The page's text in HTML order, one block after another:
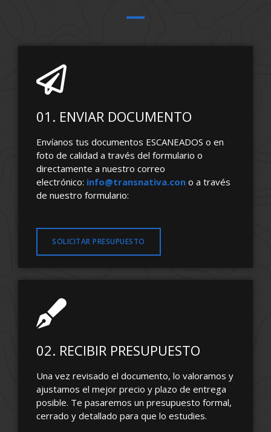
01. ENVIAR DOCUMENTO
Envíanos tus documentos ESCANEADOS o en
foto de calidad a través del formulario o
directamente a nuestro correo
electrónico: info@transnativa.con o a través
de nuestro formulario:
SOLICITAR PRESUPUESTO
02. RECIBIR PRESUPUESTO
Una vez revisado el documento, lo valoramos y
ajustamos el mejor precio y plazo de entrega
posible. Te pasaremos un presupuesto formal,
cerrado y detallado para que lo estudies.